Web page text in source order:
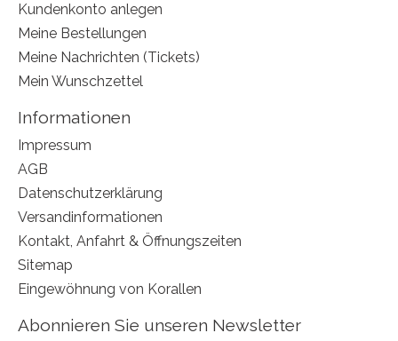
Kundenkonto anlegen
Meine Bestellungen
Meine Nachrichten (Tickets)
Mein Wunschzettel
Informationen
Impressum
AGB
Datenschutzerklärung
Versandinformationen
Kontakt, Anfahrt & Öffnungszeiten
Sitemap
Eingewöhnung von Korallen
Abonnieren Sie unseren Newsletter